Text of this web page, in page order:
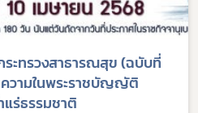
ระทรวงสาธารณสุข (ฉบับที่
วามในพระราชบัญญัติ
แร่ธรรมชาติ